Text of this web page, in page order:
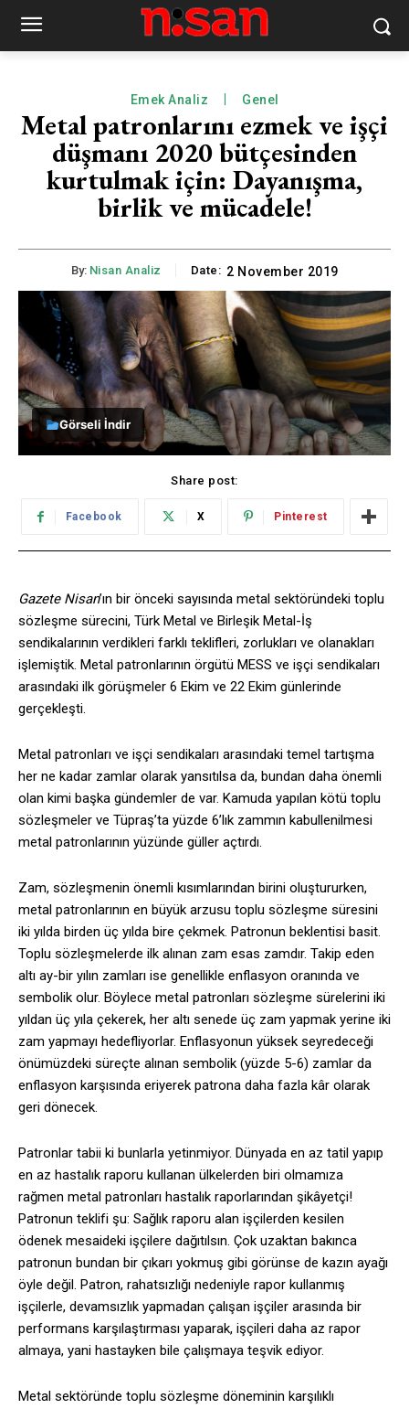
Emek Analiz Genel
Metal patronlarını ezmek ve işçi
düşmanı 2020 bütçesinden
kurtulmak için: Dayanışma,
birlik ve mücadele!
By: Nisan Analiz Date: 2 November 2019
Görseli İndir
Share post:
Facebook X Pinterest
Gazete Nisan’ın bir önceki sayısında metal sektöründeki toplu
sözleşme sürecini, Türk Metal ve Birleşik Metal-İş
sendikalarının verdikleri farklı teklifleri, zorlukları ve olanakları
işlemiştik. Metal patronlarının örgütü MESS ve işçi sendikaları
arasındaki ilk görüşmeler 6 Ekim ve 22 Ekim günlerinde
gerçekleşti.
Metal patronları ve işçi sendikaları arasındaki temel tartışma
her ne kadar zamlar olarak yansıtılsa da, bundan daha önemli
olan kimi başka gündemler de var. Kamuda yapılan kötü toplu
sözleşmeler ve Tüpraş’ta yüzde 6’lık zammın kabullenilmesi
metal patronlarının yüzünde güller açtırdı.
Zam, sözleşmenin önemli kısımlarından birini oluştururken,
metal patronlarının en büyük arzusu toplu sözleşme süresini
iki yılda birden üç yılda bire çekmek. Patronun beklentisi basit.
Toplu sözleşmelerde ilk alınan zam esas zamdır. Takip eden
altı ay-bir yılın zamları ise genellikle enflasyon oranında ve
sembolik olur. Böylece metal patronları sözleşme sürelerini iki
yıldan üç yıla çekerek, her altı senede üç zam yapmak yerine iki
zam yapmayı hedefliyorlar. Enflasyonun yüksek seyredeceği
önümüzdeki süreçte alınan sembolik (yüzde 5-6) zamlar da
enflasyon karşısında eriyerek patrona daha fazla kâr olarak
geri dönecek.
Patronlar tabii ki bunlarla yetinmiyor. Dünyada en az tatil yapıp
en az hastalık raporu kullanan ülkelerden biri olmamıza
rağmen metal patronları hastalık raporlarından şikâyetçi!
Patronun teklifi şu: Sağlık raporu alan işçilerden kesilen
ödenek mesaideki işçilere dağıtılsın. Çok uzaktan bakınca
patronun bundan bir çıkarı yokmuş gibi görünse de kazın ayağı
öyle değil. Patron, rahatsızlığı nedeniyle rapor kullanmış
işçilerle, devamsızlık yapmadan çalışan işçiler arasında bir
performans karşılaştırması yaparak, işçileri daha az rapor
almaya, yani hastayken bile çalışmaya teşvik ediyor.
Metal sektöründe toplu sözleşme döneminin karşılıklı